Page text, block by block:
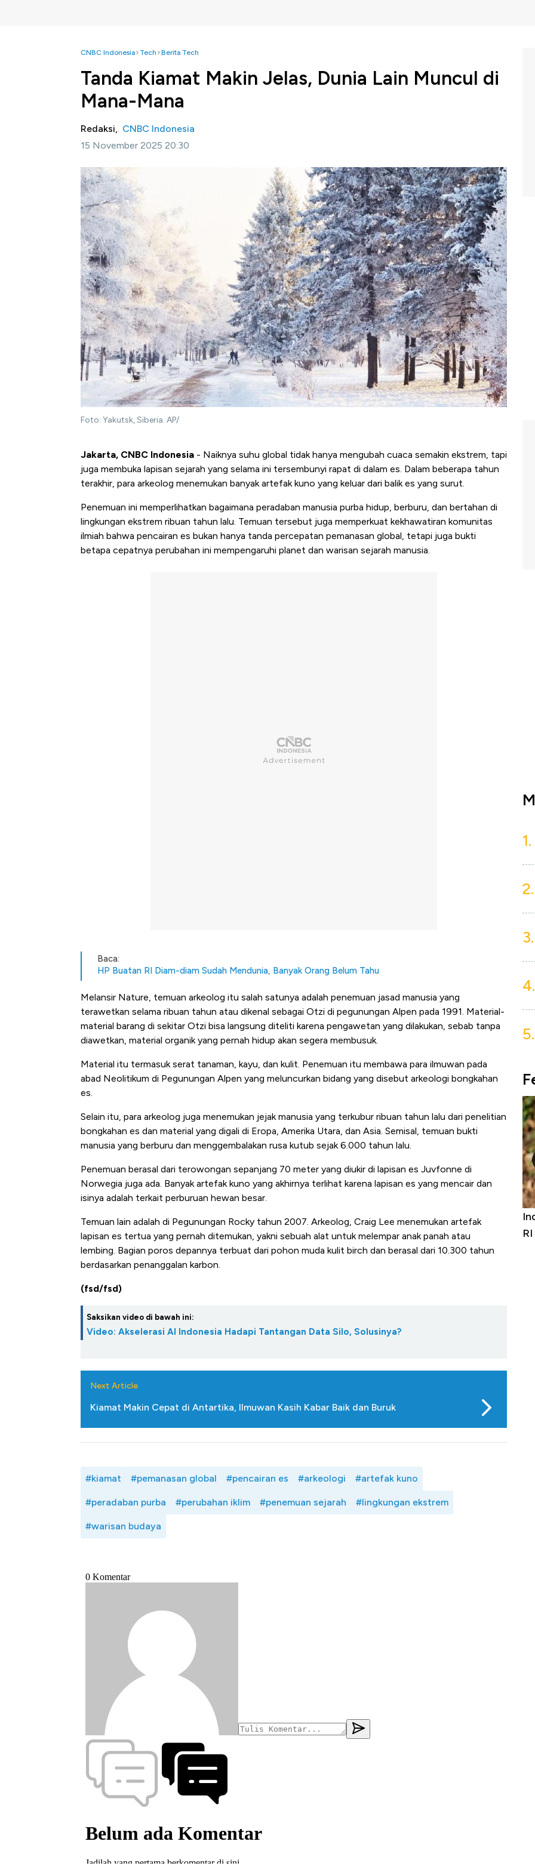
CNBC Indonesia Tech Berita Tech
Tanda Kiamat Makin Jelas, Dunia Lain Muncul di
Mana-Mana
Redaksi, CNBC Indonesia
15 November 2025 20:30
Foto: Yakutsk, Siberia. AP/
Jakarta, CNBC Indonesia - Naiknya suhu global tidak hanya mengubah cuaca semakin ekstrem, tapi
juga membuka lapisan sejarah yang selama ini tersembunyi rapat di dalam es. Dalam beberapa tahun
terakhir, para arkeolog menemukan banyak artefak kuno yang keluar dari balik es yang surut.
Penemuan ini memperlihatkan bagaimana peradaban manusia purba hidup, berburu, dan bertahan di
lingkungan ekstrem ribuan tahun lalu. Temuan tersebut juga memperkuat kekhawatiran komunitas
ilmiah bahwa pencairan es bukan hanya tanda percepatan pemanasan global, tetapi juga bukti
betapa cepatnya perubahan ini mempengaruhi planet dan warisan sejarah manusia.
Baca:
HP Buatan RI Diam-diam Sudah Mendunia, Banyak Orang Belum Tahu
Melansir Nature, temuan arkeolog itu salah satunya adalah penemuan jasad manusia yang
terawetkan selama ribuan tahun atau dikenal sebagai Otzi di pegunungan Alpen pada 1991. Material-
material barang di sekitar Otzi bisa langsung diteliti karena pengawetan yang dilakukan, sebab tanpa
diawetkan, material organik yang pernah hidup akan segera membusuk.
Material itu termasuk serat tanaman, kayu, dan kulit. Penemuan itu membawa para ilmuwan pada
abad Neolitikum di Pegunungan Alpen yang meluncurkan bidang yang disebut arkeologi bongkahan
es.
Selain itu, para arkeolog juga menemukan jejak manusia yang terkubur ribuan tahun lalu dari penelitian
bongkahan es dan material yang digali di Eropa, Amerika Utara, dan Asia. Semisal, temuan bukti
manusia yang berburu dan menggembalakan rusa kutub sejak 6.000 tahun lalu.
Penemuan berasal dari terowongan sepanjang 70 meter yang diukir di lapisan es Juvfonne di
Norwegia juga ada. Banyak artefak kuno yang akhirnya terlihat karena lapisan es yang mencair dan
isinya adalah terkait perburuan hewan besar.
Temuan lain adalah di Pegunungan Rocky tahun 2007. Arkeolog, Craig Lee menemukan artefak
lapisan es tertua yang pernah ditemukan, yakni sebuah alat untuk melempar anak panah atau
lembing. Bagian poros depannya terbuat dari pohon muda kulit birch dan berasal dari 10.300 tahun
berdasarkan penanggalan karbon.
(fsd/fsd)
Saksikan video di bawah ini:
Video: Akselerasi AI Indonesia Hadapi Tantangan Data Silo, Solusinya?
Next Article
Kiamat Makin Cepat di Antartika, Ilmuwan Kasih Kabar Baik dan Buruk
#kiamat #pemanasan global #pencairan es #arkeologi #artefak kuno
#peradaban purba #perubahan iklim #penemuan sejarah #lingkungan ekstrem
#warisan budaya
1.
2.
3.
4.
5.
Bangkit dari Kubur! Bisnis Furniture &
Alas Kaki Tumbuh Double Digit
RI